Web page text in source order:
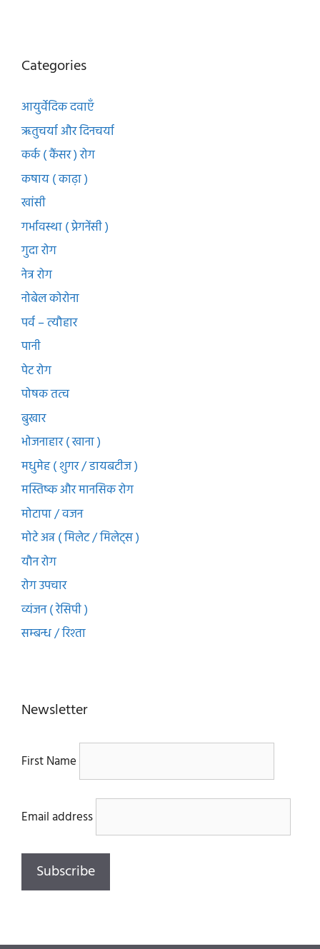
Categories
आयुर्वेदिक दवाएँ
ऋतुचर्या और दिनचर्या
कर्क ( कैंसर ) रोग
कषाय ( काढ़ा )
खांसी
गर्भावस्था ( प्रेगनेंसी )
गुदा रोग
नेत्र रोग
नोबेल कोरोना
पर्व – त्यौहार
पानी
पेट रोग
पोषक तत्व
बुखार
भोजनाहार ( खाना )
मधुमेह ( शुगर / डायबटीज )
मस्तिष्क और मानसिक रोग
मोटापा / वजन
मोटे अन्न ( मिलेट / मिलेट्स )
यौन रोग
रोग उपचार
व्यंजन ( रेसिपी )
सम्बन्ध / रिश्ता
Newsletter
First Name
Email address